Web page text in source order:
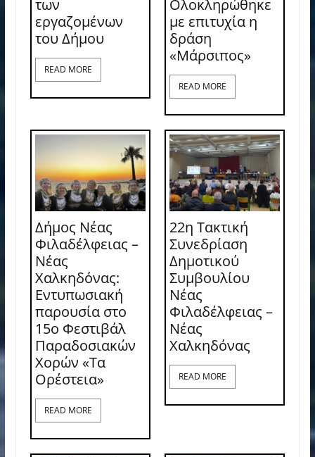
των
εργαζομένων
του Δήμου
READ MORE
Ολοκληρώθηκε
με επιτυχία η
δράση
«Μάρσιπος»
READ MORE
Δήμος Νέας
Φιλαδέλφειας –
Νέας
Χαλκηδόνας:
Εντυπωσιακή
παρουσία στο
15ο Φεστιβάλ
Παραδοσιακών
Χορών «Τα
Ορέστεια»
READ MORE
22η Τακτική
Συνεδρίαση
Δημοτικού
Συμβουλίου
Νέας
Φιλαδέλφειας –
Νέας
Χαλκηδόνας
READ MORE